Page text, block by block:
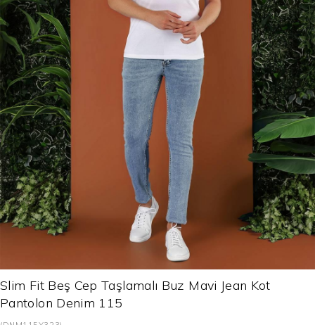
Slim Fit Beş Cep Taşlamalı Buz Mavi Jean Kot
Pantolon Denim 115